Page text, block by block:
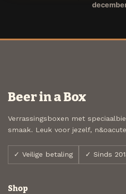
Beer in a Box
Verrassingsboxen met
smaak. Leuk voor jezelf,
✓ Veilige betaling ✓ Sinds
Shop